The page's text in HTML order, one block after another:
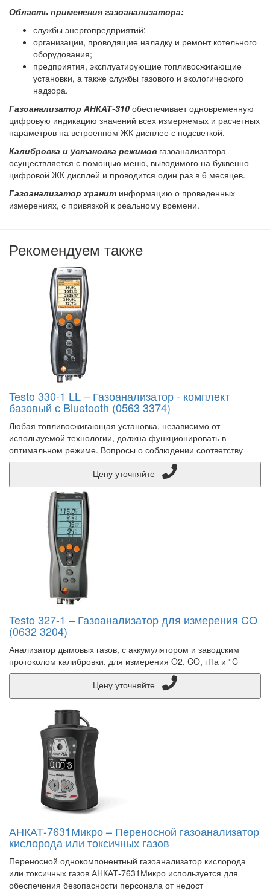
Область применения газоанализатора:
службы энергопредприятий;
организации, проводящие наладку и ремонт котельного
оборудования;
предприятия, эксплуатирующие топливосжигающие
установки, а также службы газового и экологического
надзора.
Газоанализатор АНКАТ-310 обеспечивает одновременную
цифровую индикацию значений всех измеряемых и расчетных
параметров на встроенном ЖК дисплее с подсветкой.
Калибровка и установка режимов газоанализатора
осуществляется с помощью меню, выводимого на буквенно-
цифровой ЖК дисплей и проводится один раз в 6 месяцев.
Газоанализатор хранит информацию о проведенных
измерениях, с привязкой к реальному времени.
Рекомендуем также
Testo 330-1 LL – Газоанализатор - комплект
базовый с Bluetooth (0563 3374)
Любая топливосжигающая установка, независимо от
используемой технологии, должна функционировать в
оптимальном режиме. Вопросы о соблюдении соответству
Testo 327-1 – Газоанализатор для измерения CO
(0632 3204)
Анализатор дымовых газов, с аккумулятором и заводским
протоколом калибровки, для измерения O2, CO, гПа и °C
АНКАТ-7631Микро – Переносной газоанализатор
кислорода или токсичных газов
Переносной однокомпонентный газоанализатор кислорода
или токсичных газов АНКАТ-7631Микро используется для
обеспечения безопасности персонала от недост